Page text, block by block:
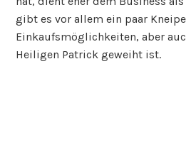
gibt es vor allem ein paar
Einkaufsmöglichkeiten, aber
Heiligen Patrick geweiht ist.